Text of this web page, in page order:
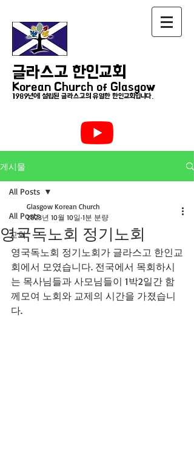
글라스고 한인교회
Korean Church of Glasgow
1989년에 설립된 글라스고의 유일한 한인교회입니다.
게시물
All Posts
교회
All Posts
영국독노회 정기노회
Glasgow Korean Church
2023년 10월 10일 1분 분량
영국독노회 정기노회가 글라스고 한인교
회에서 모였습니다. 전국에서 목회하시
는 목사님들과 사모님들이 1박2일간 함
께모여 노회와 교제의 시간을 가졌습니
다.